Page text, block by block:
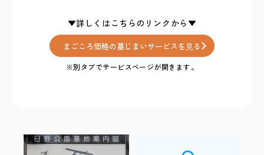
まごころ価格の墓じまいサービスを⾒る